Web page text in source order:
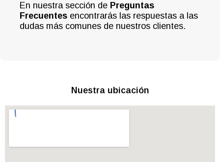
En nuestra sección de Preguntas
Frecuentes encontrarás las respuestas a las
dudas más comunes de nuestros clientes.
Nuestra ubicación